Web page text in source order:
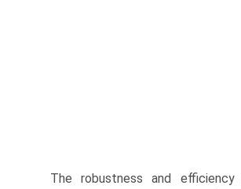
The robustness and